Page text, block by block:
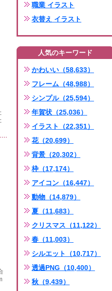
職業 イラスト
衣替え イラスト
人気のキーワード
かわいい（58,633）
フレーム（48,988）
シンプル（25,594）
年賀状（25,036）
イラスト（22,351）
花（20,699）
背景（20,302）
枠（17,174）
アイコン（16,447）
動物（14,879）
夏（11,683）
クリスマス（11,122）
春（11,003）
シルエット（10,717）
透過PNG（10,400）
秋（9,439）